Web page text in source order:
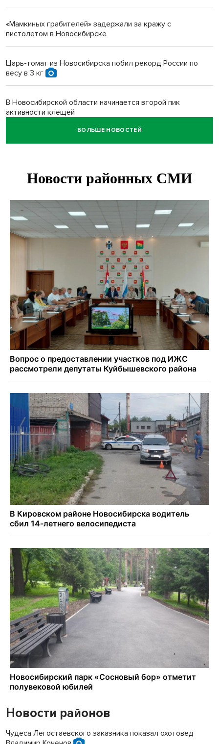
«Мамкиных грабителей» задержали за кражу с
пистолетом в Новосибирске
Царь-томат из Новосибирска побил рекорд России по
весу в 3 кг
В Новосибирской области начинается второй пик
активности клещей
Новосибирских дачников призвали накормить животных в
Движение на три месяца ограничат на трассе
Новосибирских школьников обязали кормить
морепродуктами с 1 сентября
Июль-2026 вошел в топ-6 самых жарких за все время
метеонаблюдений в Новосибирске
БОЛЬШЕ НОВОСТЕЙ
Новости районов
Чудеса Легостаевского заказника показал охотовед